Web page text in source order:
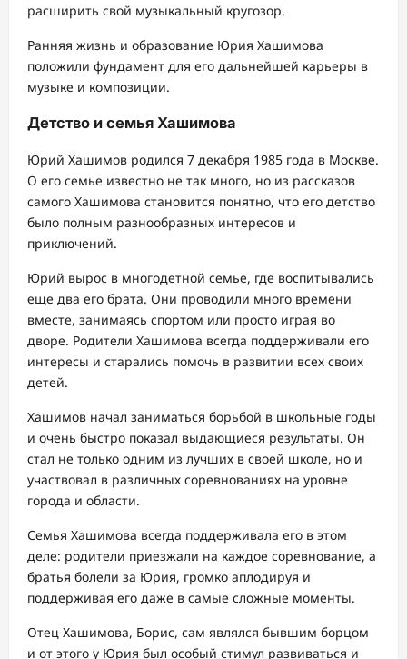
расширить свой музыкальный кругозор.
Ранняя жизнь и образование Юрия Хашимова
положили фундамент для его дальнейшей карьеры в
музыке и композиции.
Детство и семья Хашимова
Юрий Хашимов родился 7 декабря 1985 года в Москве.
О его семье известно не так много, но из рассказов
самого Хашимова становится понятно, что его детство
было полным разнообразных интересов и
приключений.
Юрий вырос в многодетной семье, где воспитывались
еще два его брата. Они проводили много времени
вместе, занимаясь спортом или просто играя во
дворе. Родители Хашимова всегда поддерживали его
интересы и старались помочь в развитии всех своих
детей.
Хашимов начал заниматься борьбой в школьные годы
и очень быстро показал выдающиеся результаты. Он
стал не только одним из лучших в своей школе, но и
участвовал в различных соревнованиях на уровне
города и области.
Семья Хашимова всегда поддерживала его в этом
деле: родители приезжали на каждое соревнование, а
братья болели за Юрия, громко аплодируя и
поддерживая его даже в самые сложные моменты.
Отец Хашимова, Борис, сам являлся бывшим борцом
и от этого у Юрия был особый стимул развиваться и